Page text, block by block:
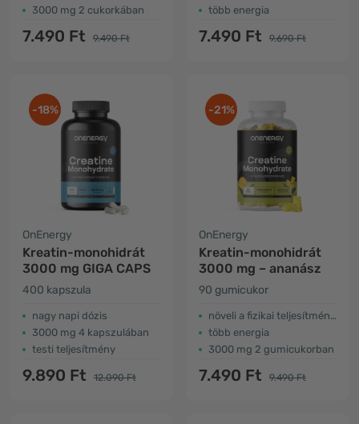
3000 mg 2 cukorkában
7.490 Ft 9.490 Ft
több energia
7.490 Ft 9.690 Ft
-18%
OnEnergy
Kreatin-monohidrát
3000 mg GIGA CAPS
400 kapszula
nagy napi dózis
3000 mg 4 kapszulában
testi teljesítmény
9.890 Ft 12.090 Ft
-21%
OnEnergy
Kreatin-monohidrát
3000 mg – ananász
90 gumicukor
növeli a fizikai teljesítményt
több energia
3000 mg 2 gumicukorban
7.490 Ft 9.490 Ft